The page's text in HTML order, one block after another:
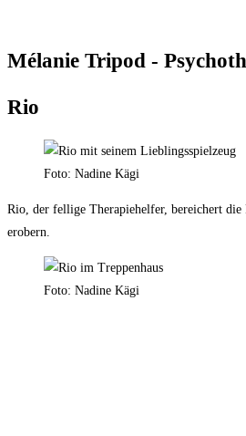
Mélanie Tripod -
Rio
Foto: Nadine Kägi
Rio, der fellige Therapiehelfer, bereichert
erobern.
Foto: Nadine Kägi